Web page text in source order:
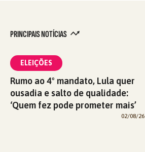
PRINCIPAIS NOTÍCIAS
ELEIÇÕES
Rumo ao 4º mandato, Lula quer
ousadia e salto de qualidade:
‘Quem fez pode prometer mais’
02/08/26